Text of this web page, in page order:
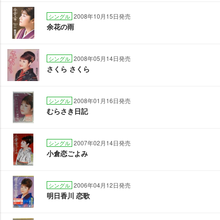
シングル 2008年10月15日発売
余花の雨
シングル 2008年05月14日発売
さくら さくら
シングル 2008年01月16日発売
むらさき日記
シングル 2007年02月14日発売
小倉恋ごよみ
シングル 2006年04月12日発売
明日香川 恋歌